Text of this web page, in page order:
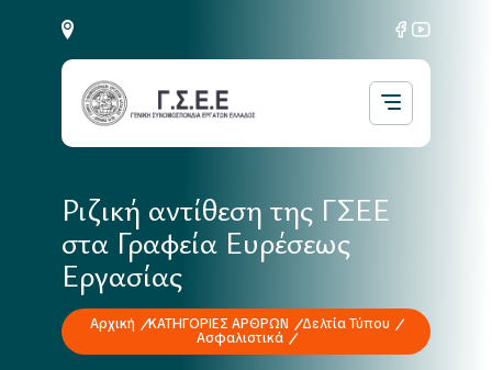
Ριζική αντίθεση της ΓΣΕΕ
στα Γραφεία Ευρέσεως
Εργασίας
Αρχική ΚΑΤΗΓΟΡΙΕΣ ΑΡΘΡΩΝ
Δελτία Τύπου
Ασφαλιστικά